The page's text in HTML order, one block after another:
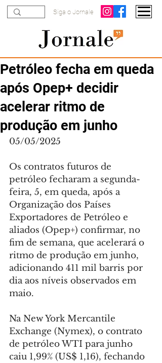
Siga o Jornale
Petróleo fecha em queda
após Opep+ decidir
acelerar ritmo de
produção em junho
05/05/2025
Os contratos futuros de
petróleo fecharam a segunda-
feira, 5, em queda, após a
Organização dos Países
Exportadores de Petróleo e
aliados (Opep+) confirmar, no
fim de semana, que acelerará o
ritmo de produção em junho,
adicionando 411 mil barris por
dia aos níveis observados em
maio.
Na New York Mercantile
Exchange (Nymex), o contrato
de petróleo WTI para junho
caiu 1,99% (US$ 1,16), fechando